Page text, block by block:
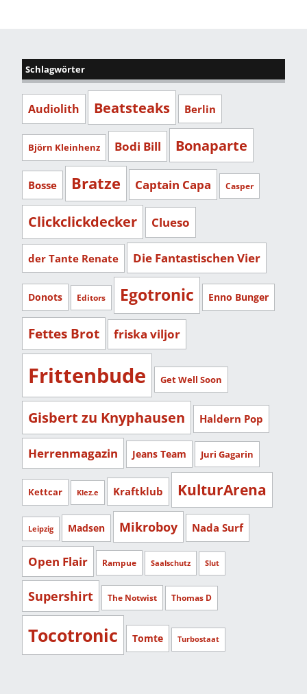
Schlagwörter
Audiolith Beatsteaks Berlin
Björn Kleinhenz Bodi Bill Bonaparte
Bosse Bratze Captain Capa Casper
Clickclickdecker Clueso
der Tante Renate Die Fantastischen Vier
Donots Editors Egotronic Enno Bunger
Fettes Brot friska viljor
Frittenbude Get Well Soon
Gisbert zu Knyphausen Haldern Pop
Herrenmagazin Jeans Team Juri Gagarin
Kettcar Klez.e Kraftklub KulturArena
Leipzig Madsen Mikroboy Nada Surf
Open Flair Rampue Saalschutz Slut
Supershirt The Notwist Thomas D
Tocotronic Tomte Turbostaat